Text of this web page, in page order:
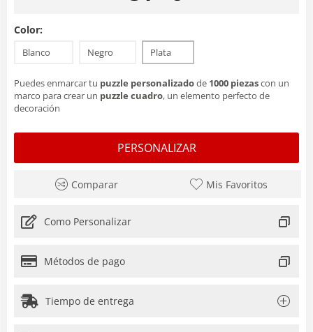
Color:
Blanco Negro Plata
Puedes enmarcar tu puzzle personalizadode 1000 piezascon un
marco para crear un puzzle cuadro, un elemento perfecto de
decoración
PERSONALIZAR
Comparar Mis Favoritos
Como Personalizar
Métodos de pago
Tiempo de entrega